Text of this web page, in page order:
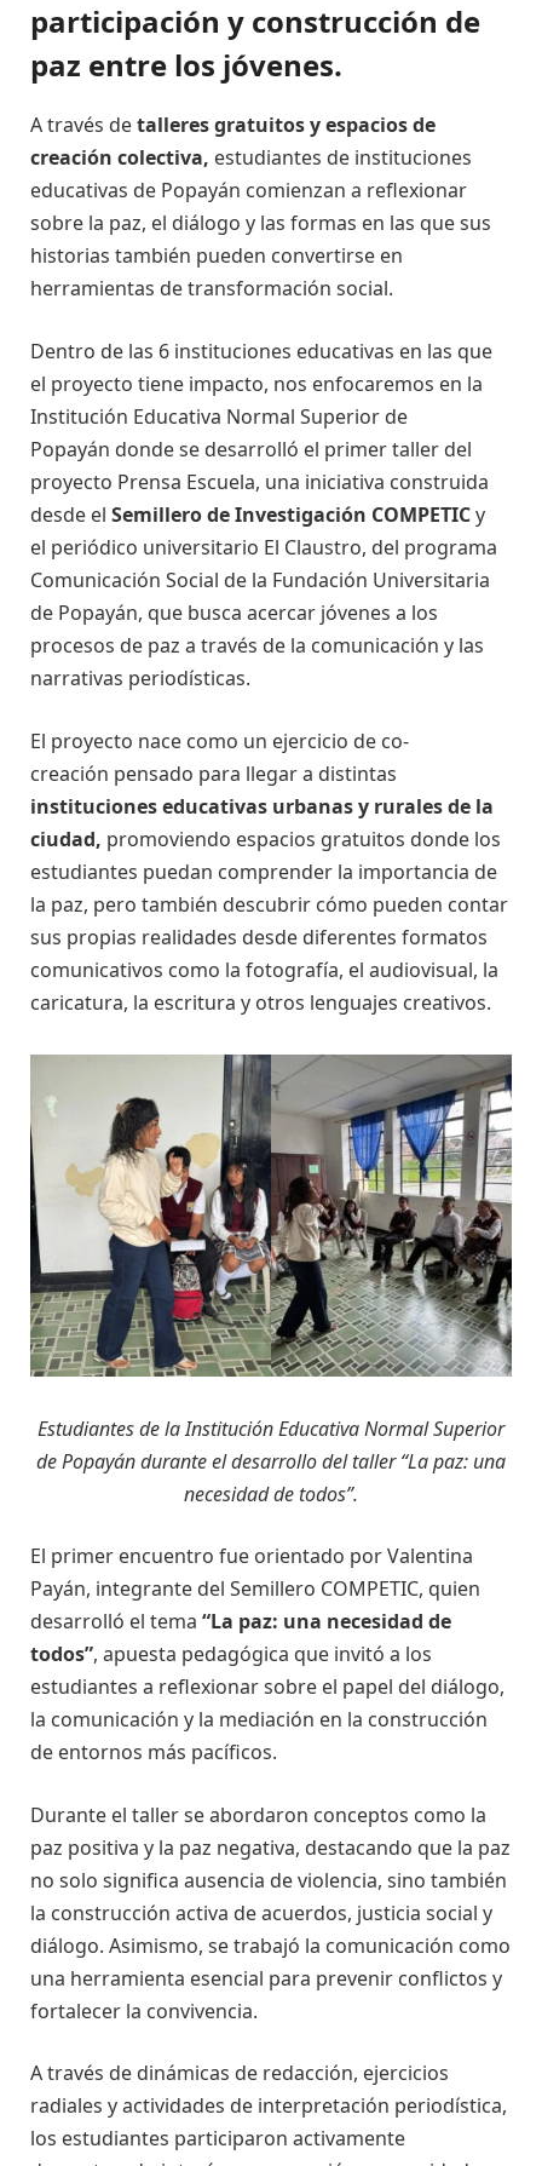
participación y construcción de
paz entre los jóvenes.
A través detalleres gratuitos y espacios de
creación colectiva, estudiantes de instituciones
educativas de Popayán comienzan a reflexionar
sobre la paz, el diálogo y las formas en las que sus
historias también pueden convertirse en
herramientas de transformación social.
Dentro de las 6 instituciones educativas en las que
el proyecto tiene impacto, nos enfocaremos en la
Institución Educativa Normal Superior de
Popayán donde se desarrolló el primer taller del
proyecto Prensa Escuela, una iniciativa construida
desde el Semillero de Investigación COMPETICy
el periódico universitario El Claustro, del programa
Comunicación Social de la Fundación Universitaria
de Popayán, que busca acercar jóvenes a los
procesos de paz a través de la comunicación y las
narrativas periodísticas.
El proyecto nace como un ejercicio de co-
creación pensado para llegar a distintas
instituciones educativas urbanas y rurales de la
ciudad, promoviendo espacios gratuitos donde los
estudiantes puedan comprender la importancia de
la paz, pero también descubrir cómo pueden contar
sus propias realidades desde diferentes formatos
comunicativos como la fotografía, el audiovisual, la
caricatura, la escritura y otros lenguajes creativos.
Estudiantes de la Institución Educativa Normal Superior
de Popayán durante el desarrollo del taller “La paz: una
necesidad de todos”.
El primer encuentro fue orientado por Valentina
Payán, integrante del Semillero COMPETIC, quien
desarrolló el tema “La paz: una necesidad de
todos”, apuesta pedagógica que invitó a los
estudiantes a reflexionar sobre el papel del diálogo,
la comunicación y la mediación en la construcción
de entornos más pacíficos.
Durante el taller se abordaron conceptos como la
paz positiva y la paz negativa, destacando que la paz
no solo significa ausencia de violencia, sino también
la construcción activa de acuerdos, justicia social y
diálogo. Asimismo, se trabajó la comunicación como
una herramienta esencial para prevenir conflictos y
fortalecer la convivencia.
A través de dinámicas de redacción, ejercicios
radiales y actividades de interpretación periodística,
los estudiantes participaron activamente